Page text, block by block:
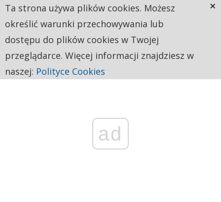
ad
Ta strona używa plików cookies. Możesz
określić warunki przechowywania lub
dostępu do plików cookies w Twojej
przeglądarce. Więcej informacji znajdziesz w
naszej: Polityce Cookies
×